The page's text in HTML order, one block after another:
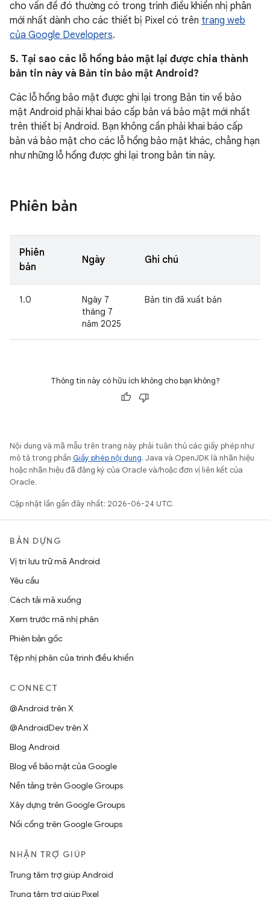
cho vấn đề đó thường có trong trình điều khiển nhị phân
mới nhất dành cho các thiết bị Pixel có trên trang web
của Google Developers.
5. Tại sao các lỗ hổng bảo mật lại được chia thành
bản tin này và Bản tin bảo mật Android?
Các lỗ hổng bảo mật được ghi lại trong Bản tin về bảo
mật Android phải khai báo cấp bản vá bảo mật mới nhất
trên thiết bị Android. Bạn không cần phải khai báo cấp
bản vá bảo mật cho các lỗ hổng bảo mật khác, chẳng hạn
như những lỗ hổng được ghi lại trong bản tin này.
Phiên bản
Phiên
bản
Ngày Ghi chú
1.0
Ngày 7
tháng 7
năm 2025
Bản tin đã xuất bản
Thông tin này có hữu ích không cho bạn không?
Nội dung và mã mẫu trên trang này phải tuân thủ các giấy phép như
mô tả trong phần Giấy phép nội dung. Java và OpenJDK là nhãn hiệu
hoặc nhãn hiệu đã đăng ký của Oracle và/hoặc đơn vị liên kết của
Oracle.
Cập nhật lần gần đây nhất: 2026-06-24 UTC.
BẢN DỰNG
Vị trí lưu trữ mã Android
Yêu cầu
Cách tải mã xuống
Xem trước mã nhị phân
Phiên bản gốc
Tệp nhị phân của trình điều khiển
CONNECT
@Android trên X
@AndroidDev trên X
Blog Android
Blog về bảo mật của Google
Nền tảng trên Google Groups
Xây dựng trên Google Groups
Nối cổng trên Google Groups
NHẬN TRỢ GIÚP
Trung tâm trợ giúp Android
Trung tâm trợ giúp Pixel